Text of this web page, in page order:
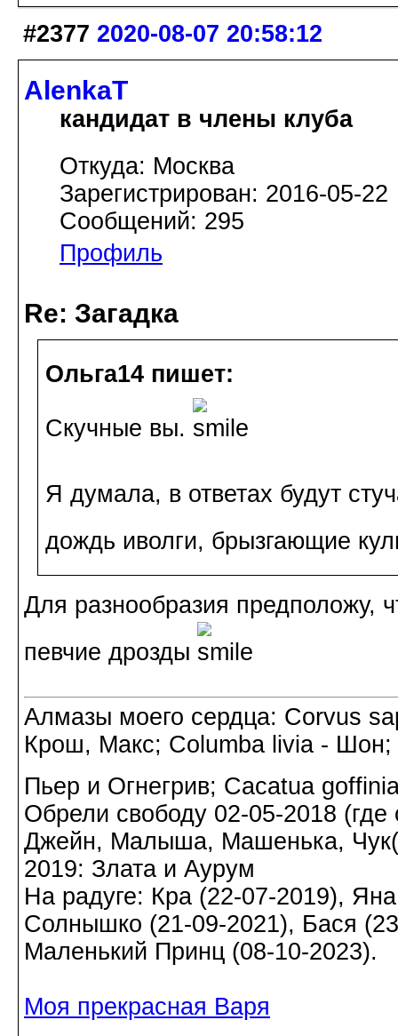
#2377 2020-08-07 20:58:12
AlenkaT
кандидат в члены клуба
Откуда: Москва
Зарегистрирован: 2016-05-22
Сообщений: 295
Профиль
Re: Загадка
Ольга14 пишет:
Скучные вы.
Я думала, в ответах будут
дождь иволги, брызгающие
Для разнообразия предположу,
певчие дрозды
Алмазы моего сердца: Corvus
Крош, Макс; Columba livia -
Пьер и Огнегрив; Cacatua
Обрели свободу 02-05-2018
Джейн, Малыша, Машенька,
2019: Злата и Аурум
На радуге: Кра (22-07-2019),
Солнышко (21-09-2021), Бася
Маленький Принц (08-10-2023).
Моя прекрасная Варя